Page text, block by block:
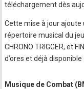
téléchargement dès
Cette mise à jour
répertoire musical du
CHRONO TRIGGER, et
d’ores et déjà
Musique de Combat